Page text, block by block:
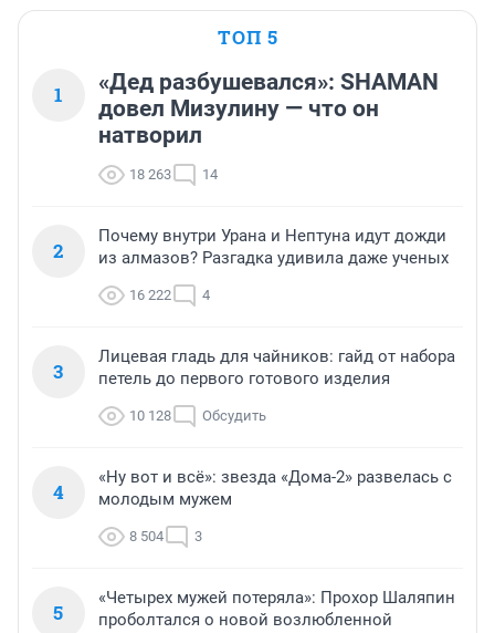
ТОП 5
1
«Дед разбушевался»: SHAMAN
довел Мизулину — что он
натворил
18 263 14
2
Почему внутри Урана и Нептуна идут дожди
из алмазов? Разгадка удивила даже ученых
16 222 4
3
Лицевая гладь для чайников: гайд от набора
петель до первого готового изделия
10 128 Обсудить
4
«Ну вот и всё»: звезда «Дома-2» развелась с
молодым мужем
8 504 3
5
«Четырех мужей потеряла»: Прохор Шаляпин
проболтался о новой возлюбленной